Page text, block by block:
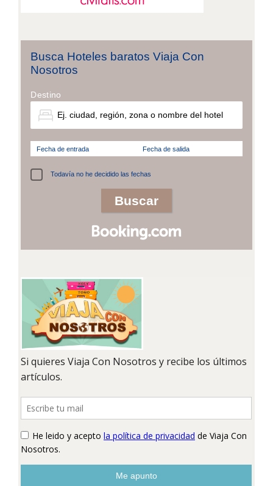
Busca Hoteles baratos Viaja Con
Nosotros
Destino
Fecha de entrada Fecha de salida
Todavía no he decidido las fechas